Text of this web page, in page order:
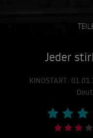
Jeder
KINOSTART: